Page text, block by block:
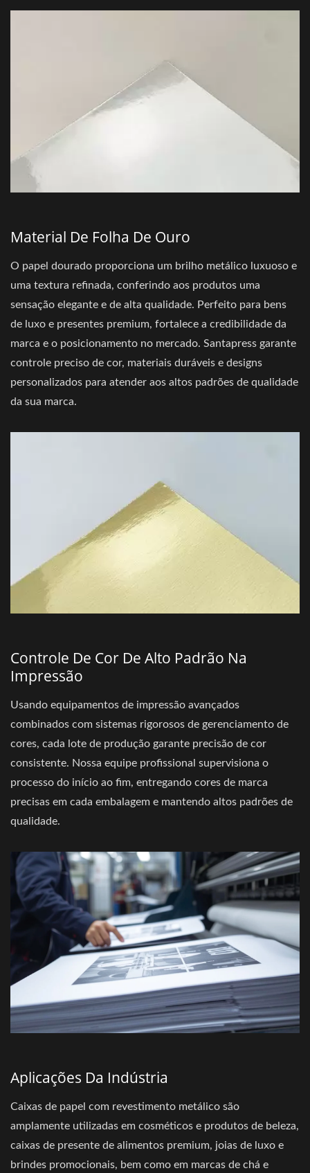
Material De Folha De Ouro
O papel dourado proporciona um brilho metálico luxuoso e
uma textura refinada, conferindo aos produtos uma
sensação elegante e de alta qualidade. Perfeito para bens
de luxo e presentes premium, fortalece a credibilidade da
marca e o posicionamento no mercado. Santapress garante
controle preciso de cor, materiais duráveis e designs
personalizados para atender aos altos padrões de qualidade
da sua marca.
Controle De Cor De Alto Padrão Na
Impressão
Usando equipamentos de impressão avançados
combinados com sistemas rigorosos de gerenciamento de
cores, cada lote de produção garante precisão de cor
consistente. Nossa equipe profissional supervisiona o
processo do início ao fim, entregando cores de marca
precisas em cada embalagem e mantendo altos padrões de
qualidade.
Aplicações Da Indústria
Caixas de papel com revestimento metálico são
amplamente utilizadas em cosméticos e produtos de beleza,
caixas de presente de alimentos premium, joias de luxo e
brindes promocionais, bem como em marcas de chá e